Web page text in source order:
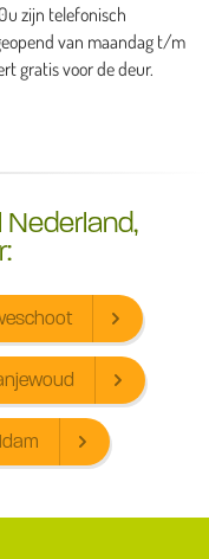
zijn telefonisch
van maandag t/m
gratis voor de deur.
Nederland,